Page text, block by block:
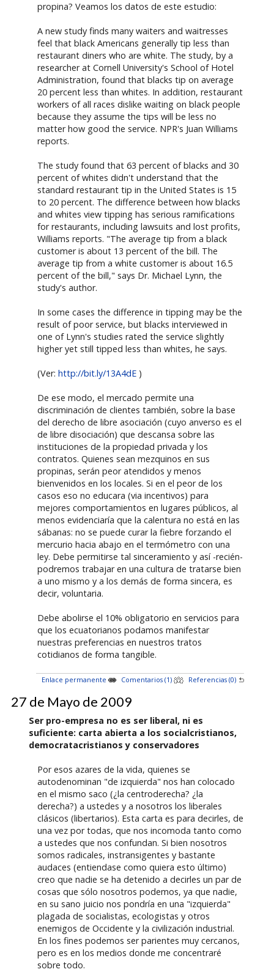
propina? Veamos los datos de este estudio:
A new study finds many waiters and waitresses
feel that black Americans generally tip less than
restaurant diners who are white. The study, by a
researcher at Cornell University's School of Hotel
Administration, found that blacks tip on average
20 percent less than whites. In addition, restaurant
workers of all races dislike waiting on black people
because they assume the tips will be less no
matter how good the service. NPR's Juan Williams
reports.
The study found that 63 percent of blacks and 30
percent of whites didn't understand that the
standard restaurant tip in the United States is 15
to 20 percent. The difference between how blacks
and whites view tipping has serious ramifications
for restaurants, including lawsuits and lost profits,
Williams reports. "The average tip from a black
customer is about 13 percent of the bill. The
average tip from a white customer is about 16.5
percent of the bill," says Dr. Michael Lynn, the
study's author.
In some cases the difference in tipping may be the
result of poor service, but blacks interviewed in
one of Lynn's studies rated the service slightly
higher yet still tipped less than whites, he says.
(Ver:http://bit.ly/13A4dE )
De ese modo, el mercado permite una
discriminación de clientes también, sobre la base
del derecho de libre asociación (cuyo anverso es el
de libre disociación) que descansa sobre las
instituciones de la propiedad privada y los
contratos. Quienes sean mezquinos en sus
propinas, serán peor atendidos y menos
bienvenidos en los locales. Si en el peor de los
casos eso no educara (via incentivos) para
mejores comportamientos en lugares públicos, al
menos evidenciaría que la calentura no está en las
sábanas: no se puede curar la fiebre forzando el
mercurio hacia abajo en el termómetro con una
ley. Debe permitirse tal sinceramiento y así -recién-
podremos trabajar en una cultura de tratarse bien
a uno mismo y a los demás de forma sincera, es
decir, voluntaria.
Debe abolirse el 10% obligatorio en servicios para
que los ecuatorianos podamos manifestar
nuestras preferencias en nuestros tratos
cotidianos de forma tangible.
Enlace permanente Comentarios (1) Referencias (0)
27 de Mayo de 2009
Ser pro-empresa no es ser liberal, ni es
suficiente: carta abierta a los socialcristianos,
democratacristianos y conservadores
Por esos azares de la vida, quienes se
autodenominan "de izquierda" nos han colocado
en el mismo saco (¿la centroderecha? ¿la
derecha?) a ustedes y a nosotros los liberales
clásicos (libertarios). Esta carta es para decirles, de
una vez por todas, que nos incomoda tanto como
a ustedes que nos confundan. Si bien nosotros
somos radicales, instransigentes y bastante
audaces (entiendase como quiera esto último)
creo que nadie se ha detenido a decirles un par de
cosas que sólo nosotros podemos, ya que nadie,
en su sano juicio nos pondría en una "izquierda"
plagada de socialistas, ecologistas y otros
enemigos de Occidente y la civilización industrial.
En los fines podemos ser parientes muy cercanos,
pero es en los medios donde me concentraré
sobre todo.